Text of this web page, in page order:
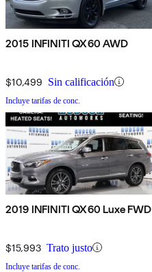
2015 INFINITI QX60 AWD
$10,499 Sin calificación
Incluye tarifas de conc.
2019 INFINITI QX60 Luxe FWD
$15,993 Trato justo
Incluye tarifas de conc.